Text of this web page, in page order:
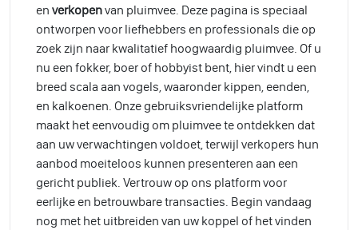
en verkopenvan pluimvee. Deze pagina is speciaal
ontworpen voor liefhebbers en professionals die op
zoek zijn naar kwalitatief hoogwaardig pluimvee. Of u
nu een fokker, boer of hobbyist bent, hier vindt u een
breed scala aan vogels, waaronder kippen, eenden,
en kalkoenen. Onze gebruiksvriendelijke platform
maakt het eenvoudig om pluimvee te ontdekken dat
aan uw verwachtingen voldoet, terwijl verkopers hun
aanbod moeiteloos kunnen presenteren aan een
gericht publiek. Vertrouw op ons platform voor
eerlijke en betrouwbare transacties. Begin vandaag
nog met het uitbreiden van uw koppel of het vinden